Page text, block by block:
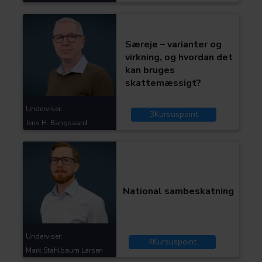
Særeje – varianter og
virkning, og hvordan det
kan bruges
skattemæssigt?
3Kursuspoint
Underviser:
Jens H. Bangsaard
National sambeskatning
4Kursuspoint
Underviser:
Mark Stahlbaum Larsen